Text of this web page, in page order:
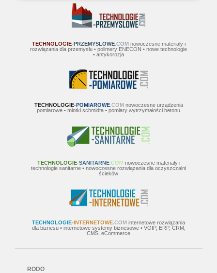
TECHNOLOGIE-PRZEMYSLOWE.COMnowoczesne materiały i
rozwiązania dla przemysłu • polimery ENECON • nowe technologie
• antykorozja
TECHNOLOGIE-POMIAROWE.COMnowoczesne urządzenia
pomiarowe • młotki schmidta • pomiary wytrzymałości betonu
TECHNOLOGIE-SANITARNE.COMnowoczesne materiały i
technologie sanitarne • nowoczesne rozwiązania dla oczyszczalni
ścieków
TECHNOLOGIE-INTERNETOWE.COM internetowe rozwiązania
dla biznesu • internetowe systemy biznesowe • VOIP, ERP, CRM,
CMS, eCommerce
RODO